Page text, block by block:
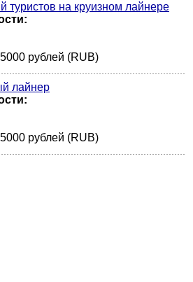
на круизном лайнере
рублей (RUB)
лайнер
рублей (RUB)